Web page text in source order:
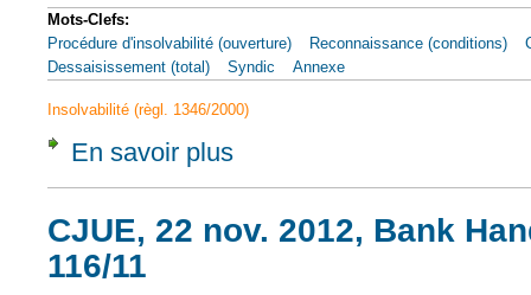
Mots-Clefs:
Procédure d'insolvabilité (ouverture)
Reconnaissance (conditions)
Dessaisissement (total)
Syndic Annexe
Insolvabilité (règl. 1346/2000)
En savoir plus
CJUE, 22 nov. 2012, Bank
116/11